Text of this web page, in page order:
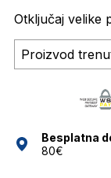
Otključaj velike
Proizvod
Besplatna
80€